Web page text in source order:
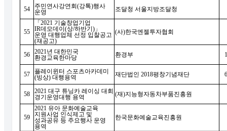
54 주민연사강연회 (강톡)행사
운영
조달청 서울지방조달청
55
「 2021 기술창업기업
IR데모데이 (상/하반기 ) 」
운영 대행업체 선정 입찰공고
(재공고)
(사)한국엔젤투자협회
56 2021년 대한민국
환경교육한마당
환경부
57
플레이윈터 스포츠아카데미
(빙상) 대행용역 재단법인 2018평창기념재단
58 2021 대구 튜닝카 레이싱 대회
경기운영대행 용역
(재)지능형자동차부품진흥원
59
2021 유아 문화예술교육
지원사업 인식제고 및
성과공유 등 주요행사 운영
용역
한국문화예술교육진흥원